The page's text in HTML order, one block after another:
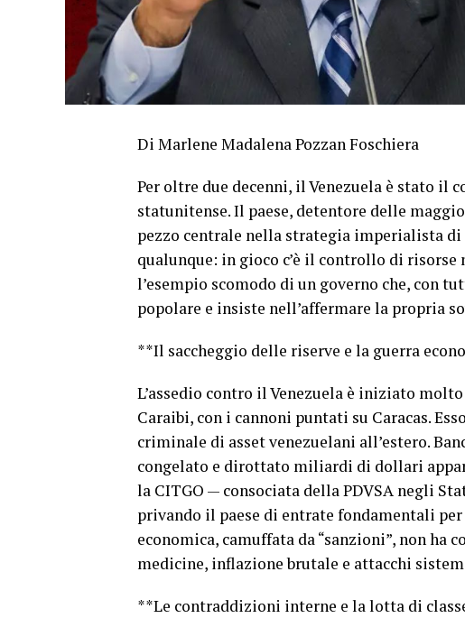
Di Marlene Madalena Pozzan Foschiera
Per oltre due decenni, il Venezuela è stato il
statunitense. Il paese, detentore delle
pezzo centrale nella strategia imperialista
qualunque: in gioco c’è il controllo di
l’esempio scomodo di un governo che, con
popolare e insiste nell’affermare la propria
**Il saccheggio delle riserve e la guerra
L’assedio contro il Venezuela è iniziato
Caraibi, con i cannoni puntati su Caracas.
criminale di asset venezuelani all’estero.
congelato e dirottato miliardi di dollari
la CITGO — consociata della PDVSA negli
privando il paese di entrate fondamentali
economica, camuffata da “sanzioni”, non ha
medicine, inflazione brutale e attacchi
**Le contraddizioni interne e la lotta di